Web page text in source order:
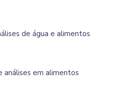
de água e alimentos
análises em alimentos